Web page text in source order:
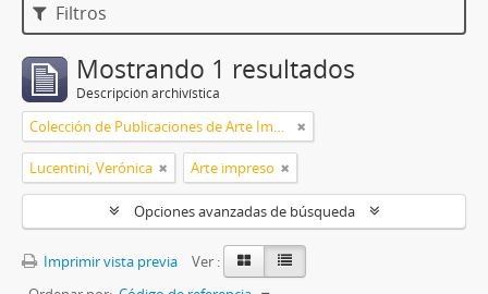
Filtros
Mostrando 1 resultados
Descripción archivística
Colección de Publicaciones de Arte Impreso
Lucentini, Verónica Arte impreso
Opciones avanzadas de búsqueda
Imprimir vista previa
Ver :